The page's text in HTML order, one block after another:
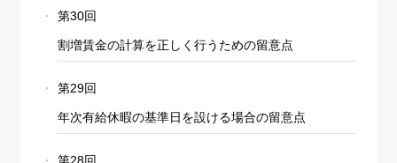
第30回
割増賃金の計算を正しく行うための留意点
第29回
年次有給休暇の基準日を設ける場合の留意点
第28回